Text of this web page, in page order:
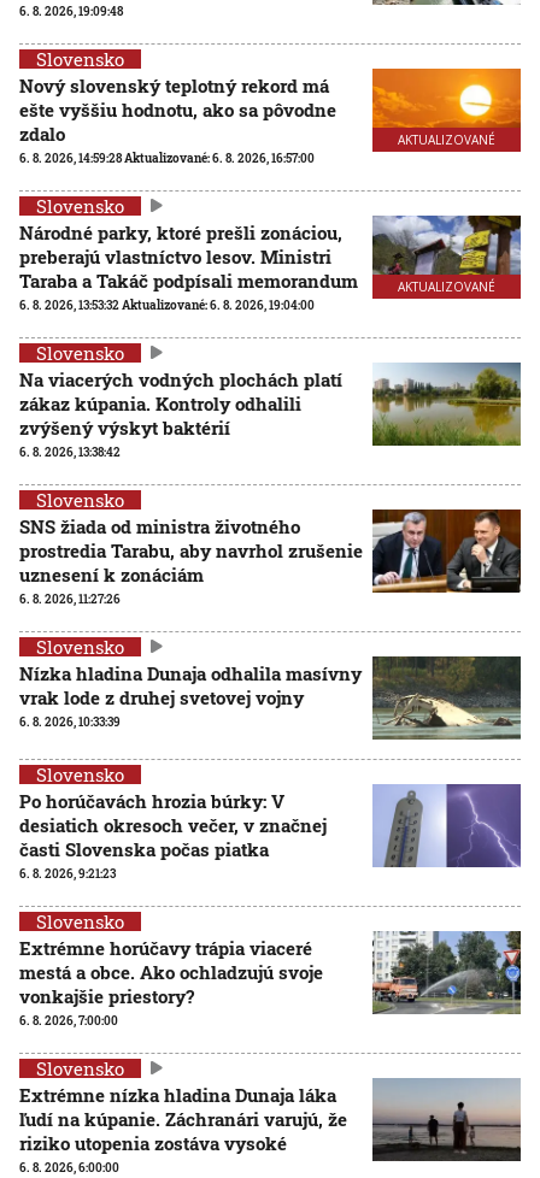
6. 8. 2026, 19:09:48
AKTUALIZOVANÉ
Slovensko
Nový slovenský teplotný rekord má
ešte vyššiu hodnotu, ako sa pôvodne
zdalo
6. 8. 2026, 14:59:28 Aktualizované:6. 8. 2026, 16:57:00
AKTUALIZOVANÉ
Slovensko
Národné parky, ktoré prešli zonáciou,
preberajú vlastníctvo lesov. Ministri
Taraba a Takáč podpísali memorandum
6. 8. 2026, 13:53:32 Aktualizované:6. 8. 2026, 19:04:00
Slovensko
Na viacerých vodných plochách platí
zákaz kúpania. Kontroly odhalili
zvýšený výskyt baktérií
6. 8. 2026, 13:38:42
Slovensko
SNS žiada od ministra životného
prostredia Tarabu, aby navrhol zrušenie
uznesení k zonáciám
6. 8. 2026, 11:27:26
Slovensko
Nízka hladina Dunaja odhalila masívny
vrak lode z druhej svetovej vojny
6. 8. 2026, 10:33:39
Slovensko
Po horúčavách hrozia búrky: V
desiatich okresoch večer, v značnej
časti Slovenska počas piatka
6. 8. 2026, 9:21:23
Slovensko
Extrémne horúčavy trápia viaceré
mestá a obce. Ako ochladzujú svoje
vonkajšie priestory?
6. 8. 2026, 7:00:00
Slovensko
Extrémne nízka hladina Dunaja láka
ľudí na kúpanie. Záchranári varujú, že
riziko utopenia zostáva vysoké
6. 8. 2026, 6:00:00